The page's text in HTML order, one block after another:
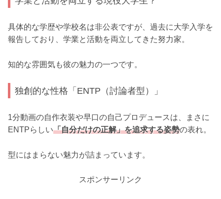
具体的な学歴や学校名は非公表ですが、過去に大学入学を
報告しており、学業と活動を両立してきた努力家。
知的な雰囲気も彼の魅力の一つです。
独創的な性格「ENTP（討論者型）」
1分動画の自作衣装や早口の自己プロデュースは、まさに
ENTPらしい「自分だけの正解」を追求する姿勢の表れ。
型にはまらない魅力が詰まっています。
スポンサーリンク